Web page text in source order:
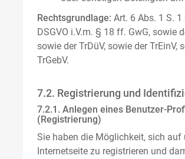
Rechtsgrundlage: Art. 6 Abs. 1 S. 1
DSGVO i.V.m. § 18 ff. GwG, sowie
sowie der TrDüV, sowie der TrEinV,
TrGebV.
7.2. Registrierung und
7.2.1. Anlegen eines Benutzer-
(Registrierung)
Sie haben die Möglichkeit, sich auf
Internetseite zu registrieren und